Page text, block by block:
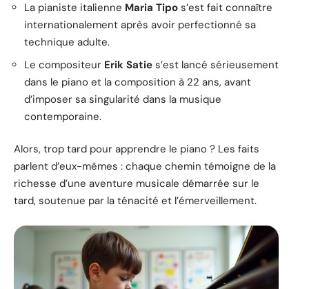
La pianiste italienne Maria Tipo s’est fait connaître
internationalement après avoir perfectionné sa
technique adulte.
Le compositeur Erik Satie s’est lancé sérieusement
dans le piano et la composition à 22 ans, avant
d’imposer sa singularité dans la musique
contemporaine.
Alors, trop tard pour apprendre le piano ? Les faits
parlent d’eux-mêmes : chaque chemin témoigne de la
richesse d’une aventure musicale démarrée sur le
tard, soutenue par la ténacité et l’émerveillement.